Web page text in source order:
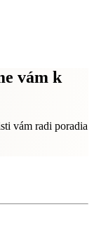
vám k
vám radi poradia